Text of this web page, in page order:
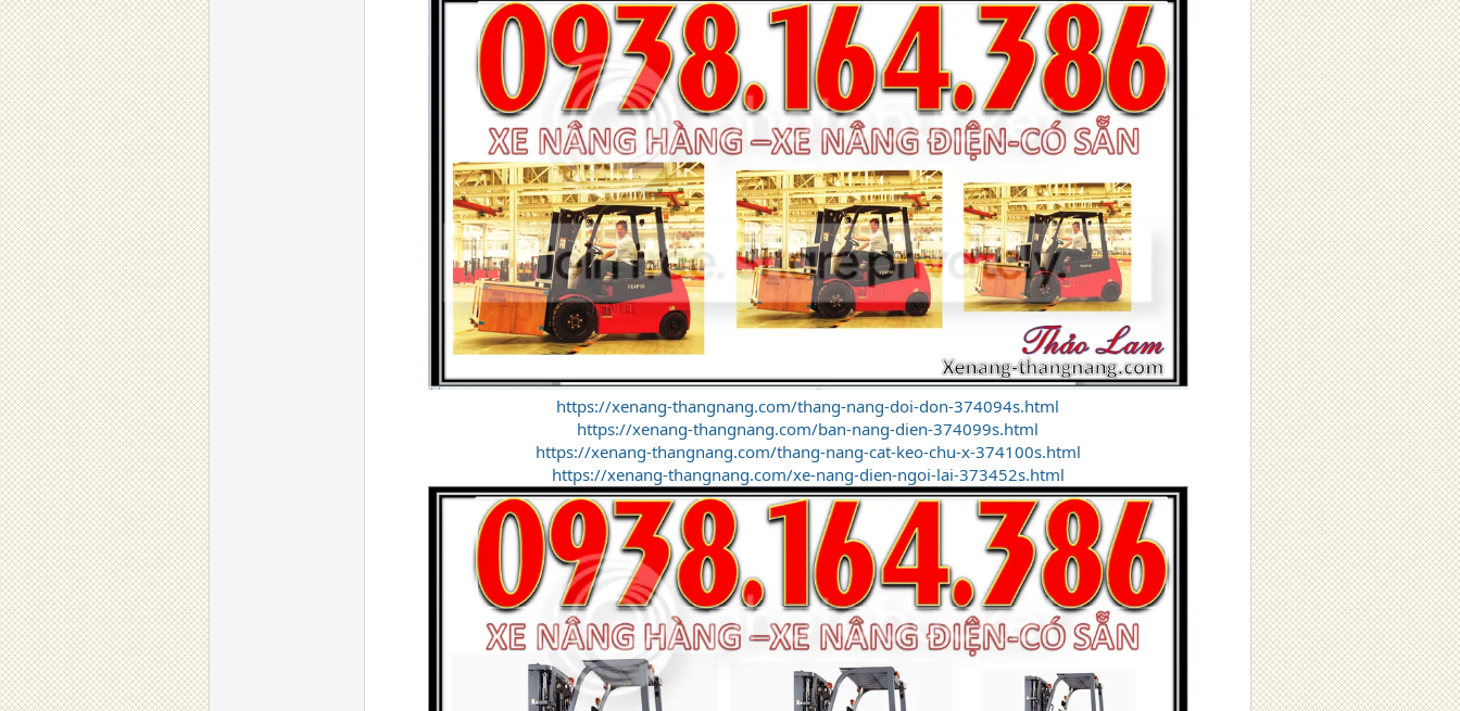
https://xenang-thangnang.com/thang-nang-doi-don-374094s.html
https://xenang-thangnang.com/ban-nang-dien-374099s.html
https://xenang-thangnang.com/thang-nang-cat-keo-chu-x-374100s.html
https://xenang-thangnang.com/xe-nang-dien-ngoi-lai-373452s.html